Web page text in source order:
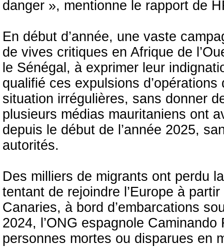
danger », mentionne le rapport de
En début d’année, une vaste
de vives critiques en Afrique de
le Sénégal, à exprimer leur
qualifié ces expulsions
situation irrégulières, sans donner
plusieurs médias mauritaniens ont
depuis le début de l’année 2025,
autorités.
Des milliers de migrants ont perdu
tentant de rejoindre l’Europe à
Canaries, à bord d’embarcations
2024, l’ONG espagnole
personnes mortes ou disparues en